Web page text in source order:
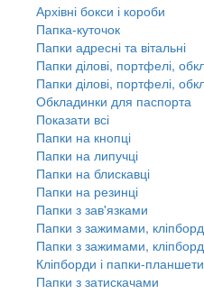
Архівні бокси і короби
Папка-куточок
Папки адресні та вітальні
Папки ділові, портфелі,
Папки ділові, портфелі,
Обкладинки для паспорта
Показати всі
Папки на кнопці
Папки на липучці
Папки на блискавці
Папки на резинці
Папки з зав'язками
Папки з зажимами,
Папки з зажимами,
Кліпборди і папки-планшети
Папки з затискачами